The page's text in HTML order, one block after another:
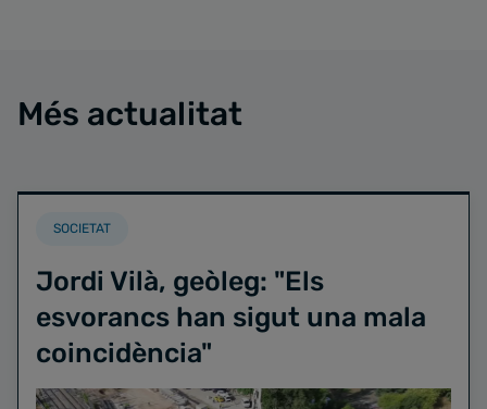
Més actualitat
SOCIETAT
Jordi Vilà, geòleg: "Els
esvorancs han sigut una mala
coincidència"